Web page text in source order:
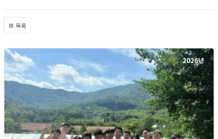
목록
2026년